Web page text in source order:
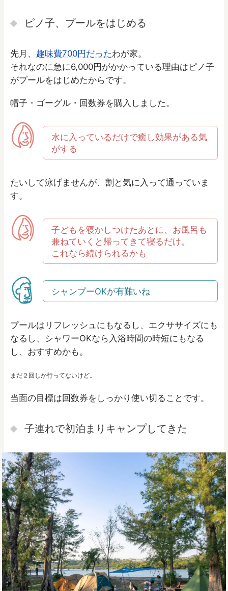
ピノ子、プールをはじめる
先月、 趣味費700円だったわが家。
それなのに急に6,000円がかかっている理由はピノ子
がプールをはじめたからです。
帽子・ゴーグル・回数券を購入しました。
水に入っているだけで癒し効果がある気
がする
たいして泳げませんが、割と気に入って通っていま
す。
子どもを寝かしつけたあとに、お風呂も
兼ねていくと帰ってきて寝るだけ。
これなら続けられるかも
シャンプーOKが有難いね
プールはリフレッシュにもなるし、エクササイズにも
なるし、シャワーOKなら入浴時間の時短にもなる
し、おすすめかも。
まだ２回しか行ってないけど。
当面の目標は回数券をしっかり使い切ることです。
子連れで初泊まりキャンプしてきた